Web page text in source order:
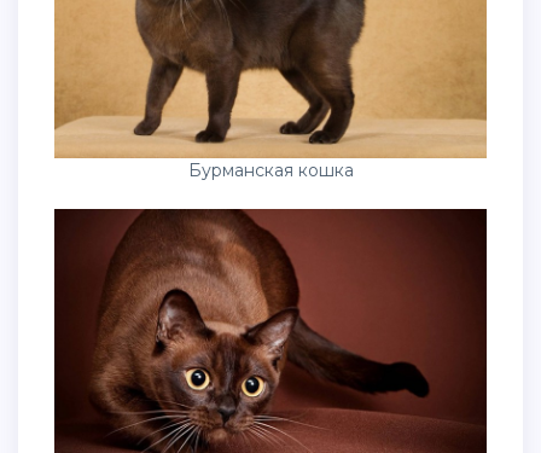
Бурманская кошка